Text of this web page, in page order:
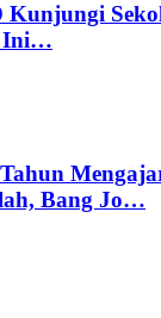
Kunjungi
Ini…
Bang Jo…